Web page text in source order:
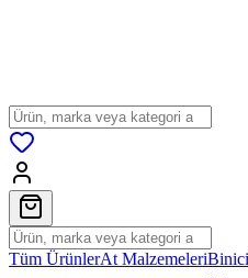
Tüm ÜrünlerAt Malzemeleri